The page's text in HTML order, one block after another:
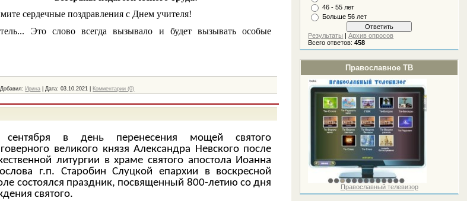
46 - 55 лет
Больше 56 лет
Результаты |Архив опросов
Всего ответов:458
Православное ТВ
Православный телевизор
сердечные поздравления с Днем учителя!
Это слово всегда вызывало и будет вызывать особые
Добавил: Ирина |Дата: 03.10.2021 Комментарии (0)
в день перенесения мощей святого
великого князя Александра Невского после
литургии в храме святого апостола Иоанна
г.п. Старобин Слуцкой епархии в воскресной
состоялся праздник, посвященный 800-летию со дня
святого.